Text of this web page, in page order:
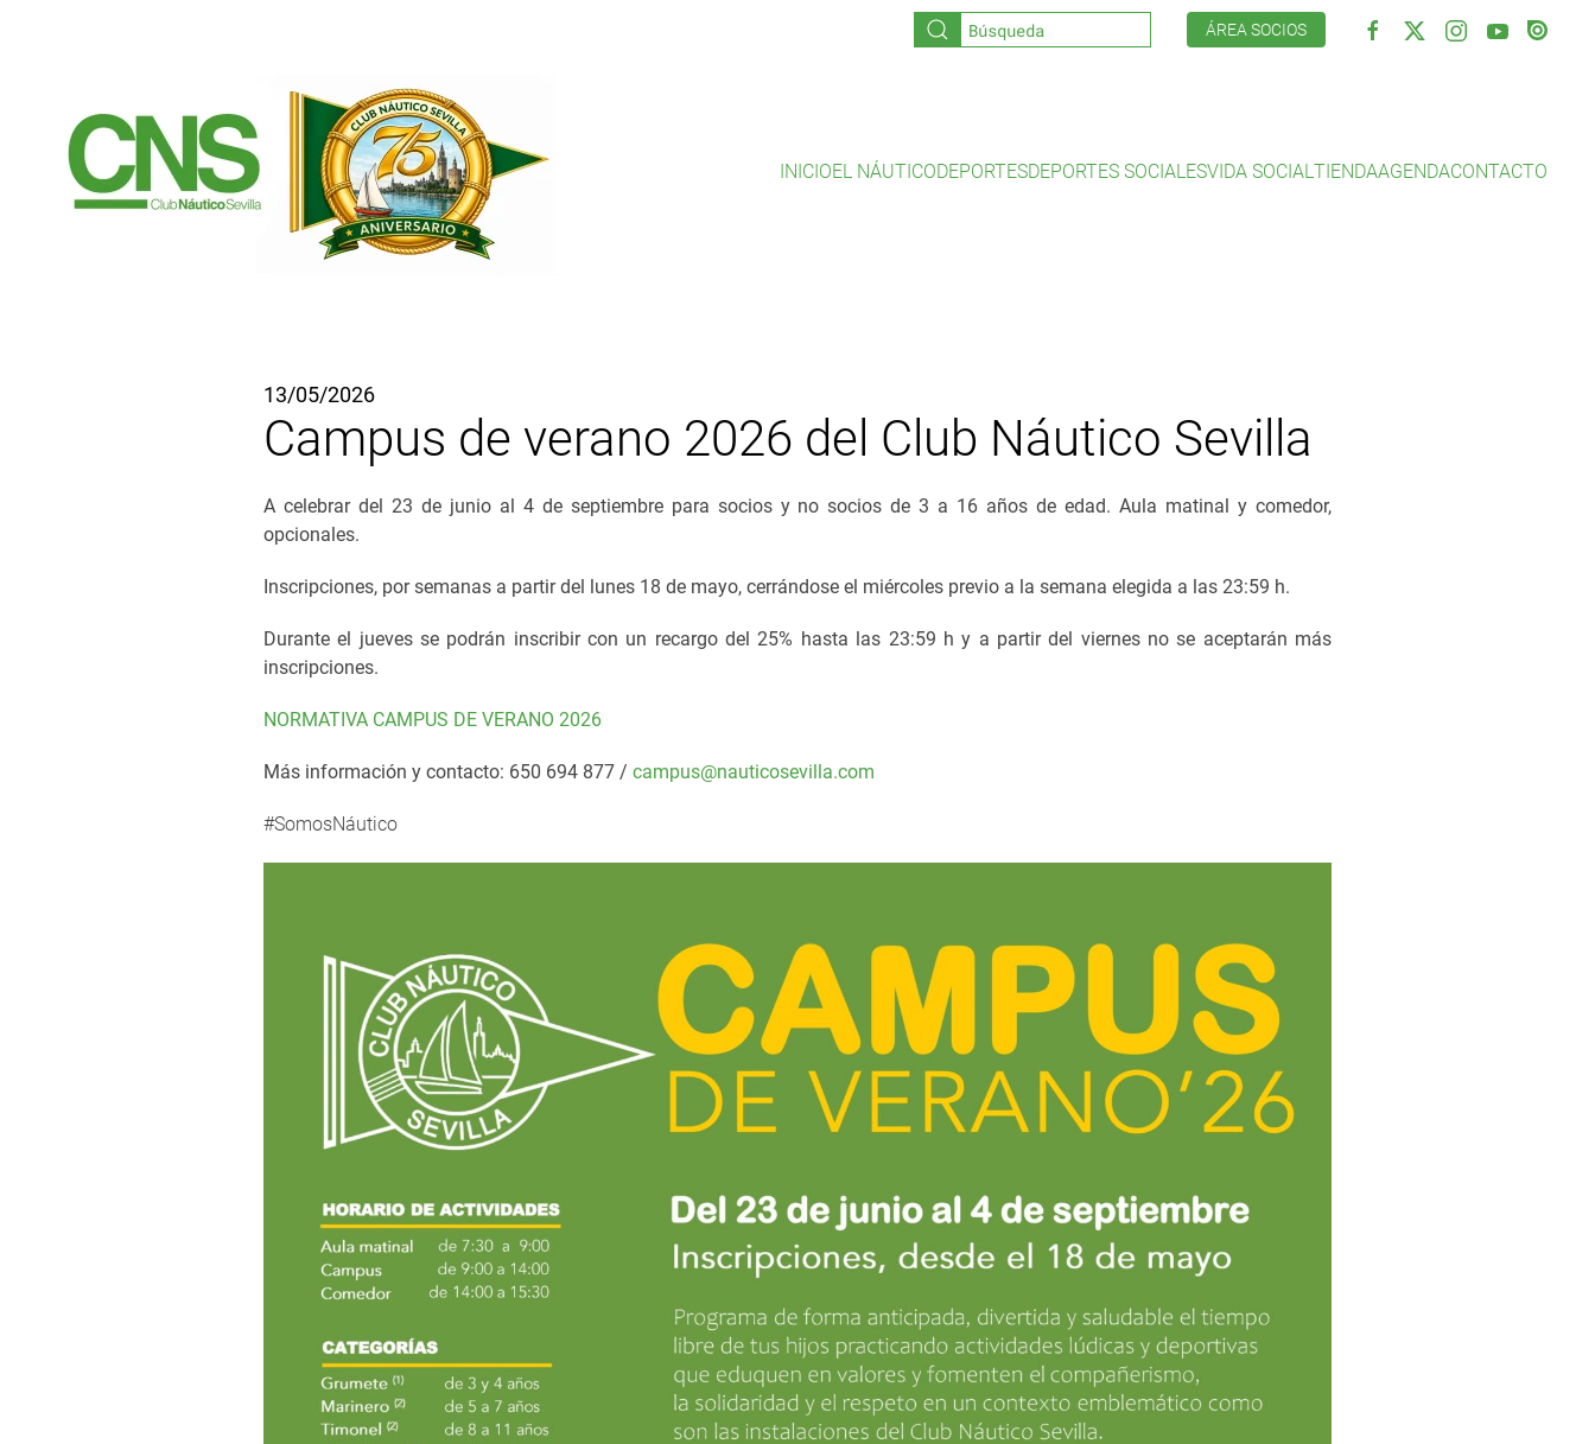
ÁREA SOCIOS
INICIOEL NÁUTICODEPORTESDEPORTES SOCIALESVIDA SOCIALTIENDAAGENDACONTACTO
13/05/2026
Campus de verano 2026 del Club Náutico Sevilla
A celebrar del 23 de junio al 4 de septiembre para socios y no socios de 3 a 16 años de edad. Aula matinal y comedor,
opcionales.
Inscripciones, por semanas a partir del lunes 18 de mayo, cerrándose el miércoles previo a la semana elegida a las 23:59 h.
Durante el jueves se podrán inscribir con un recargo del 25% hasta las 23:59 h y a partir del viernes no se aceptarán más
inscripciones.
NORMATIVA CAMPUS DE VERANO 2026
Más información y contacto: 650 694 877 / campus@nauticosevilla.com
#SomosNáutico